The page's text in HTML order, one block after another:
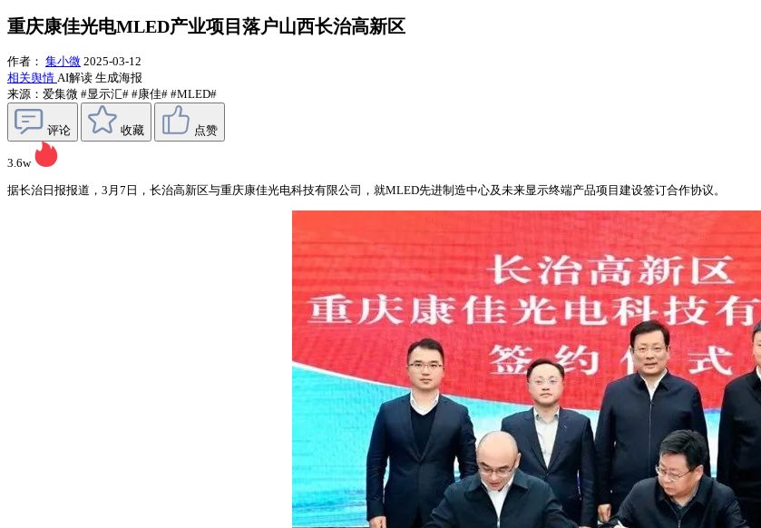
重庆康佳光电MLED产业项目落户山西长治高新区
作者： 集小微 2025-03-12
相关舆情 AI解读 生成海报
来源：爱集微 #显示汇# #康佳# #MLED#
评论 收藏 点赞
3.6w
据长治日报报道，3月7日，长治高新区与重庆康佳光电科技有限公司，就MLED先进制造中心及未来显示终端产品项目建设签订合作协议。